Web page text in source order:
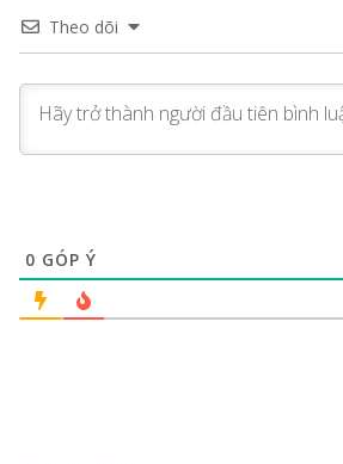
Theo dõi
0 GÓP Ý